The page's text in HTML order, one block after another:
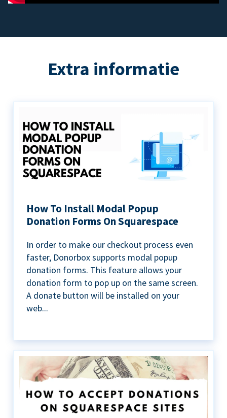
Extra informatie
How To Install Modal Popup
Donation Forms On Squarespace
In order to make our checkout process even
faster, Donorbox supports modal popup
donation forms. This feature allows your
donation form to pop up on the same screen.
A donate button will be installed on your
web...